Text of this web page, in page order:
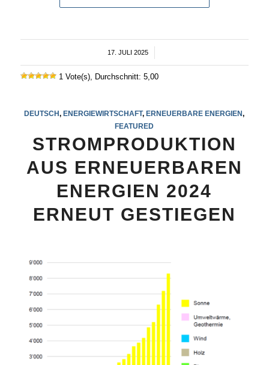
17. JULI 2025
1 Vote(s), Durchschnitt: 5,00
DEUTSCH, ENERGIEWIRTSCHAFT, ERNEUERBARE ENERGIEN,
FEATURED
STROMPRODUKTION
AUS ERNEUERBAREN
ENERGIEN 2024
ERNEUT GESTIEGEN